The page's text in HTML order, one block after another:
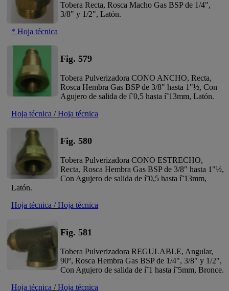
Tobera Recta, Rosca Macho Gas BSP de 1/4",
3/8" y 1/2", Latón.
* Hoja técnica
Fig. 579
Tobera Pulverizadora CONO ANCHO, Recta,
Rosca Hembra Gas BSP de 3/8" hasta 1"½, Con
Agujero de salida de í˜0,5 hasta í˜13mm, Latón.
Hoja técnica /Hoja técnica
Fig. 580
Tobera Pulverizadora CONO ESTRECHO,
Recta, Rosca Hembra Gas BSP de 3/8" hasta 1"½,
Con Agujero de salida de í˜0,5 hasta í˜13mm,
Latón.
Hoja técnica /Hoja técnica
Fig. 581
Tobera Pulverizadora REGULABLE, Angular,
90º, Rosca Hembra Gas BSP de 1/4", 3/8" y 1/2",
Con Agujero de salida de í˜1 hasta í˜5mm, Bronce.
Hoja técnica /Hoja técnica